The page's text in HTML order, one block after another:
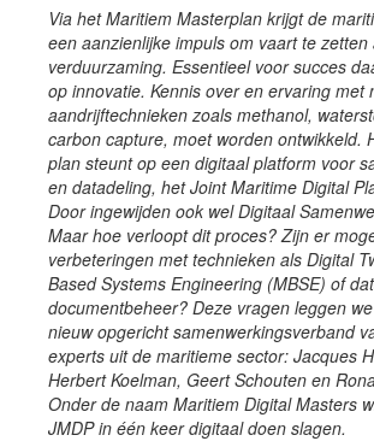
Via het Maritiem Masterplan krijgt de
een aanzienlijke impuls om vaart te zetten
verduurzaming. Essentieel voor succes
op innovatie. Kennis over en ervaring met
aandrijftechnieken zoals methanol,
carbon capture, moet worden ontwikkeld.
plan steunt op een digitaal platform voor
en datadeling, het Joint Maritime Digital
Door ingewijden ook wel Digitaal
Maar hoe verloopt dit proces? Zijn er
verbeteringen met technieken als Digital
Based Systems Engineering (MBSE) of
documentbeheer? Deze vragen leggen
nieuw opgericht samenwerkingsverband
experts uit de maritieme sector: Jacques
Herbert Koelman, Geert Schouten en
Onder de naam Maritiem Digital Masters
JMDP in één keer digitaal doen slagen.
Job opportunities at SARC
sarc@sarc.nl +31
More contact details...